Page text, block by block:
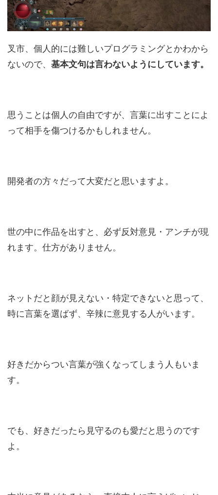
叉市、個人的には難しいプログラミングとかわから
ないので、 基本文句は言わないようにしています。
思うことは個人の自由ですが、言葉に出すことによ
って相手を傷つけるかもしれません。
開発者の方々だって大変だと思いますよ。
世の中に作品を出すと、必ず反対意見・アンチが現
れます。仕方がありません。
ネットだと顔が見えない・特定できないと思って、
時に言葉を選ばず、辛辣に意見する人がいます。
好きだからつい言葉が強くなってしまう人もいま
す。
でも、好きだったら見守るのも愛だと思うのです
よ。